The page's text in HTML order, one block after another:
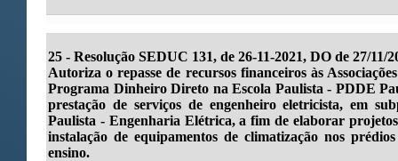
25 - Resolução SEDUC 131, de 26-11-2021, DO de 27/11/
Autoriza o repasse de recursos financeiros às
Programa Dinheiro Direto na Escola Paulista - PDDE
prestação de serviços de engenheiro eletricista, em
Paulista - Engenharia Elétrica, a fim de elaborar
instalação de equipamentos de climatização nos
ensino.